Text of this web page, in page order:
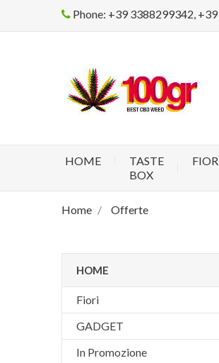
Phone: +39 3388299342,
HOME
TASTE
BOX
Home Offerte
HOME
Fiori
GADGET
In Promozione